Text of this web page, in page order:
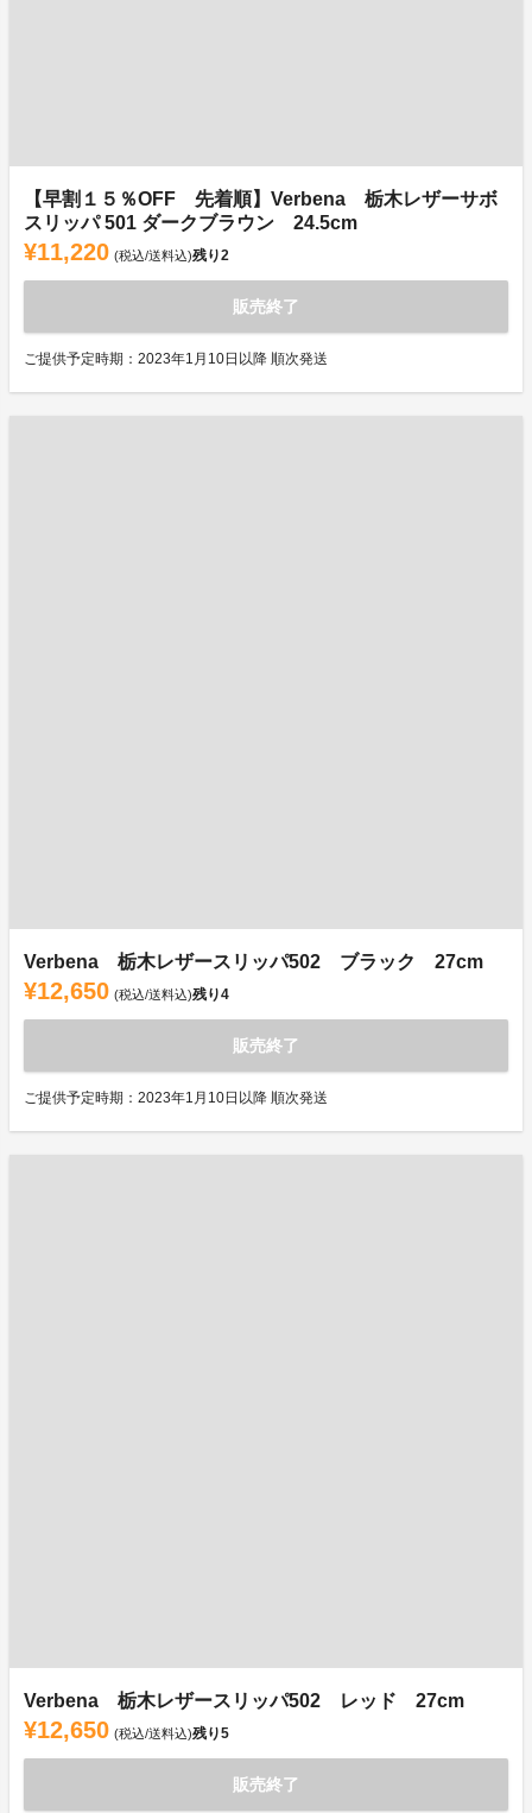
【早割１５％OFF 先着順】Verbena 栃木レザーサボ
スリッパ 501 ダークブラウン 24.5cm
¥11,220 (税込/送料込)残り2
販売終了
ご提供予定時期：2023年1月10日以降 順次発送
Verbena 栃木レザースリッパ502 ブラック 27cm
¥12,650 (税込/送料込)残り4
販売終了
ご提供予定時期：2023年1月10日以降 順次発送
Verbena 栃木レザースリッパ502 レッド 27cm
¥12,650 (税込/送料込)残り5
販売終了